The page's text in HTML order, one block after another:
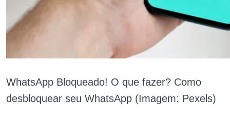
WhatsApp Bloqueado! O que fazer? Como
desbloquear seu WhatsApp (Imagem: Pexels)